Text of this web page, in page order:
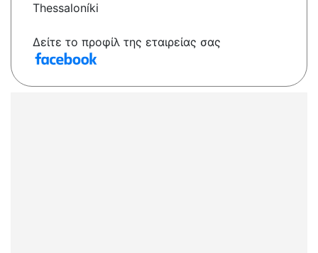
Thessaloníki
Δείτε το προφίλ της εταιρείας σας